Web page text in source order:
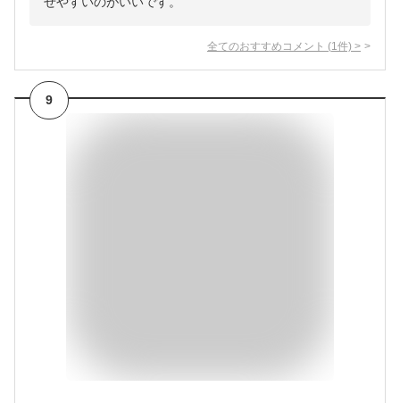
全てのおすすめコメント (1 件) >
9